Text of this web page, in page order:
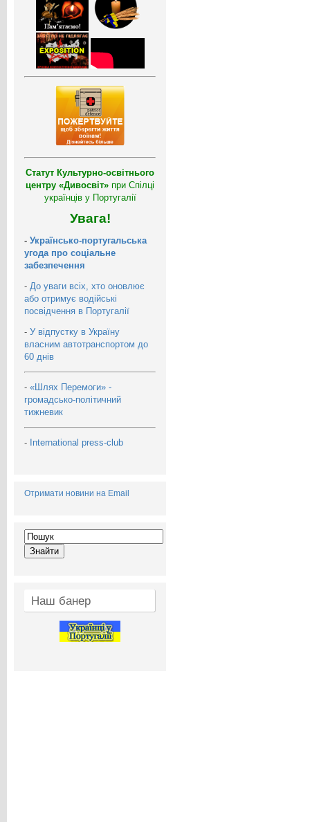
Статут Культурно-освітнього
центру «Дивосвіт» при Спілці
українців у Португалії
Увага!
- Українсько-португальська
угода про соціальне
забезпечення
- До уваги всіх, хто оновлює
або отримує водійські
посвідчення в Португалії
- У відпустку в Україну
власним автотранспортом до
60 днів
- «Шлях Перемоги» -
громадсько-політичний
тижневик
- International press-club
Отримати новини на Email
Наш банер